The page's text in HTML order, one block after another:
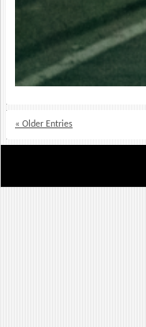
« Older Entries